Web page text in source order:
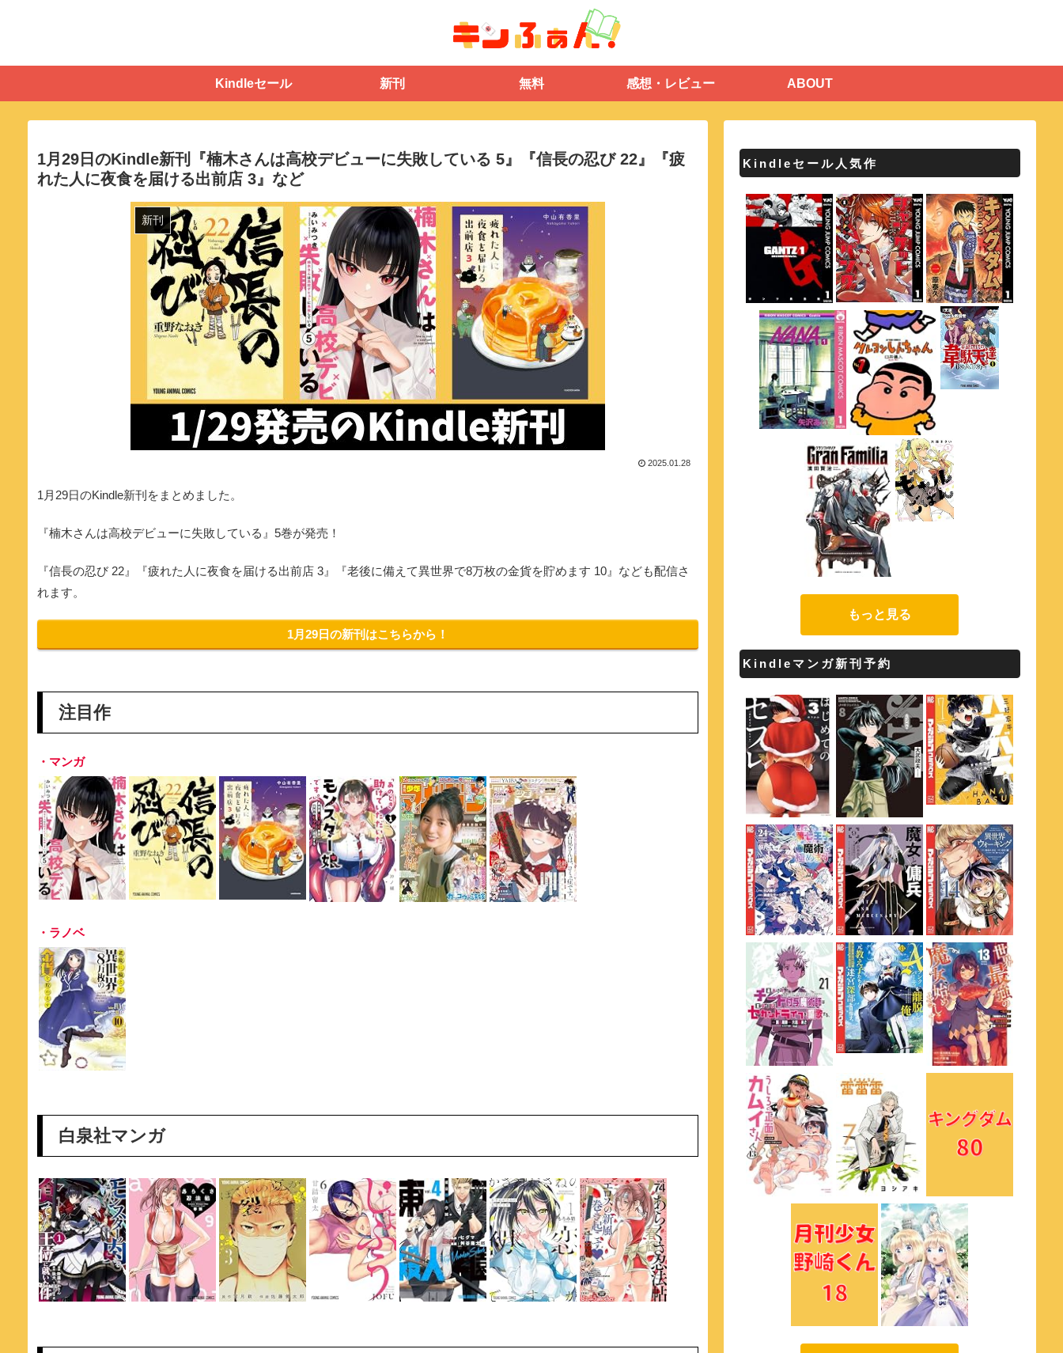
Kindleセール 新刊 無料 感想・レビュー ABOUT
1月29日のKindle新刊『楠木さんは高校デビューに失敗している 5』『信長の忍び 22』『疲
れた人に夜食を届ける出前店 3』など
新刊
2025.01.28
1月29日のKindle新刊をまとめました。
『楠木さんは高校デビューに失敗している』5巻が発売！
『信長の忍び 22』『疲れた人に夜食を届ける出前店 3』『老後に備えて異世界で8万枚の金貨を貯めます 10』なども配信さ
れます。
1月29日の新刊はこちらから！
注目作
・マンガ
・ラノベ
白泉社マンガ
Kindleセール人気作
もっと見る
Kindleマンガ新刊予約